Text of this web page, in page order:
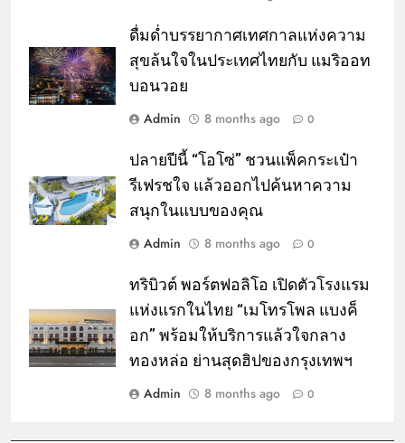
ดื่มด่ำบรรยากาศเทศกาลแห่งความ
สุขล้นใจในประเทศไทยกับ แมริออท
บอนวอย
Admin
8 months ago 0
ปลายปีนี้ “โอโซ่” ชวนแพ็คกระเป๋า
รีเฟรชใจ แล้วออกไปค้นหาความ
สนุกในแบบของคุณ
Admin
8 months ago 0
ทริบิวต์ พอร์ตฟอลิโอ เปิดตัวโรงแรม
แห่งแรกในไทย “เมโทรโพล แบงค็
อก” พร้อมให้บริการแล้วใจกลาง
ทองหล่อ ย่านสุดฮิปของกรุงเทพฯ
Admin
8 months ago 0